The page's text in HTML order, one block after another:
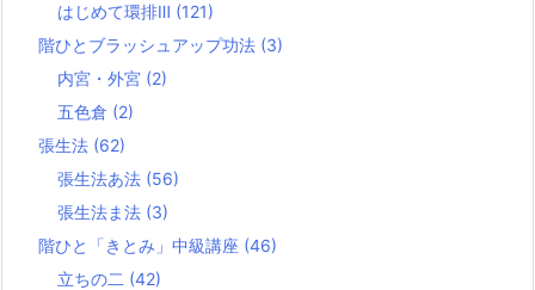
はじめて環排Ⅲ (121)
階ひとブラッシュアップ功法 (3)
内宮・外宮 (2)
五色倉 (2)
張生法 (62)
張生法あ法 (56)
張生法ま法 (3)
階ひと「きとみ」中級講座 (46)
立ちの二 (42)